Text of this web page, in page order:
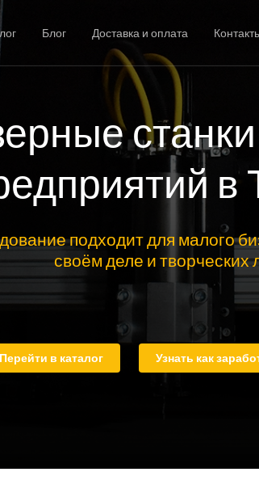
Блог Доставка и оплата
подходит для малого
своём деле и творческих
Перейти в каталог Узнать как